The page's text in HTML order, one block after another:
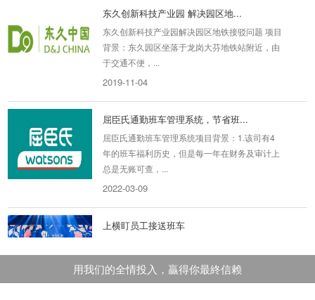
东久创新科技产业园 解决园区地...
东久创新科技产业园解决园区地铁接驳问题 项目
背景：东久园区坐落于龙岗大芬地铁站附近，由
于交通不便，...
2019-11-04
屈臣氏通勤班车管理系统，节省班...
屈臣氏通勤班车管理系统项目背景：1.该司有4
年的班车福利历史，但是每一年在财务及审计上
总是无账可查，...
2022-03-09
上横盯员工接送班车
工需要不同时间段上下班，因此每天会有八趟车
来回。每个时...
用我们的全情投入，贏得你最終信赖